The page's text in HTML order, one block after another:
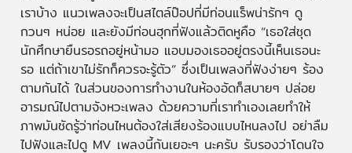
เราบ้าง แนวเพลงจะเป็นสไตล์ป๊อปที่มีท่อนแร็พน่ารักๆ ดู
กวนๆ หน่อย และยังมีท่อนฮุกที่ฟังแล้วติดหูคือ “เธอใส่ชุด
นักศึกษายืนรอรถอยู่หน้ามอ แอบมองเธออยู่ตรงนี้เห็นเธอนะ
รอ แต่ถ้าเขาไม่รักก็ควรจะรู้ตัว” ซึ่งเป็นเพลงที่ฟังง่ายๆ ร้อง
ตามกันได้ ในส่วนของการทำงานในห้องอัดก็สบายๆ ปล่อย
อารมณ์ไปตามจังหวะเพลง ด้วยความที่เราทำเองเลยทำให้
ภาพมันชัดรู้ว่าท่อนไหนต้องใส่เสียงร้องแบบไหนลงไป อย่าลืม
ไปฟังและไปดู MV เพลงนี้กันเยอะๆ นะครับ รับรองว่าโดนใจ